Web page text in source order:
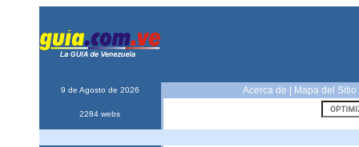
9 de Agosto de 2026 Acerca de Mapa del Sitio
2284 webs